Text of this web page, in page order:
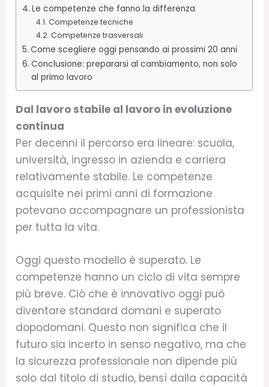
Le competenze che fanno la differenza
Competenze tecniche
Competenze trasversali
Come scegliere oggi pensando ai prossimi 20 anni
Conclusione: prepararsi al cambiamento, non solo
al primo lavoro
Dal lavoro stabile al lavoro in evoluzione
continua
Per decenni il percorso era lineare: scuola,
università, ingresso in azienda e carriera
relativamente stabile. Le competenze
acquisite nei primi anni di formazione
potevano accompagnare un professionista
per tutta la vita.
Oggi questo modello è superato. Le
competenze hanno un ciclo di vita sempre
più breve. Ciò che è innovativo oggi può
diventare standard domani e superato
dopodomani. Questo non significa che il
futuro sia incerto in senso negativo, ma che
la sicurezza professionale non dipende più
solo dal titolo di studio, bensì dalla capacità